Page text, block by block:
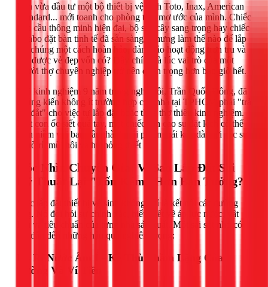
Bạn vừa đầu tư một bộ thiết bị vệ sinh Toto, Inax, American
Standard... mới toanh cho phòng tắm mơ ước của mình. Chiếc
bồn cầu thông minh hiện đại, bộ sen cây sang trọng hay chiếc
lavabo đặt bàn tinh tế đã sẵn sàng. Nhưng làm thế nào để lắp
đặt chúng một cách hoàn hảo, đảm bảo hoạt động trơn tru và
giữ được vẻ đẹp vốn có? Đây chính là lúc vai trò của một
người thợ chuyên nghiệp trở nên quan trọng hơn bao giờ hết.
Với kinh nghiệm 9 năm trong nghề, tôi, Trần Quốc Đông, đã
chứng kiến không ít trường hợp chủ nhà tại TPHCM phải "trả
giá đắt" cho việc tự lắp đặt hoặc thuê thợ thiếu kinh nghiệm.
Một con ốc siết quá tay, một chiếc ron cao su đặt lệch có thể
biến niềm vui ban đầu thành nỗi phiền toái kéo dài với các sự
cố rò rỉ, mùi hôi và hư hỏng thiết bị.
Góc Nhìn Chuyên Gia: Vì Sao Lắp Đặt Sai
Kỹ Thuật Lại "Tốn Kém" Hơn Bạn Tưởng?
Việc lắp đặt thiết bị vệ sinh không chỉ là kết nối các đường
ống. Nó đòi hỏi sự chính xác, hiểu biết về áp lực nước, vật
liệu và tiêu chuẩn của từng nhà sản xuất. Một sai sót nhỏ có
thể dẫn đến những hậu quả nghiêm trọng:
Rò Rỉ Nước Âm Ỉ - Kẻ Thù Thầm Lặng Của
Tường Và Ví Tiền